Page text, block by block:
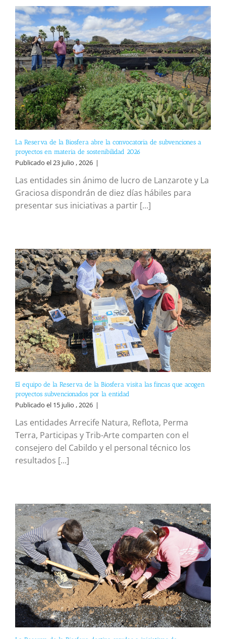
La Reserva de la Biosfera abre la convocatoria de subvenciones a
proyectos en materia de sostenibilidad 2026
Publicado el 23 julio , 2026 |
Las entidades sin ánimo de lucro de Lanzarote y La
Graciosa dispondrán de diez días hábiles para
presentar sus iniciativas a partir [...]
El equipo de la Reserva de la Biosfera visita las fincas que acogen
proyectos subvencionados por la entidad
Publicado el 15 julio , 2026 |
Las entidades Arrecife Natura, Reflota, Perma
Terra, Participas y Trib-Arte comparten con el
consejero del Cabildo y el personal técnico los
resultados [...]